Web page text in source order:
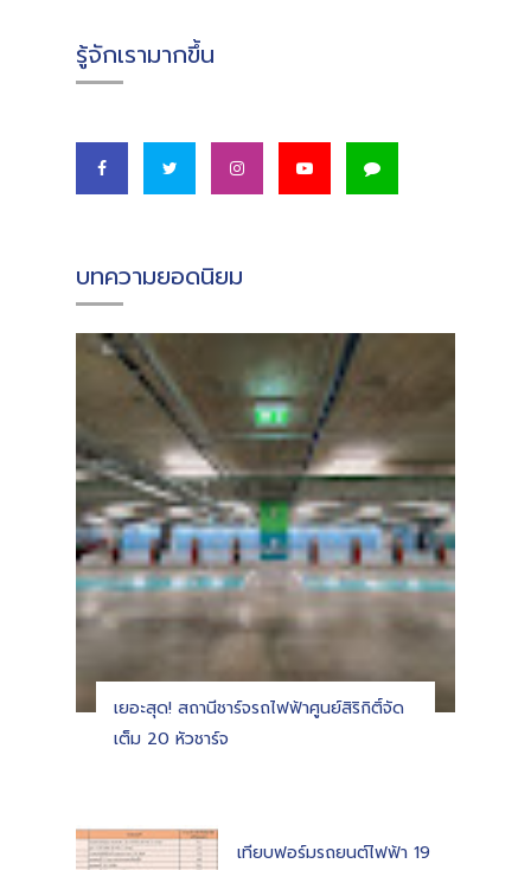
รู้จักเรามากขึ้น
บทความยอดนิยม
เยอะสุด! สถานีชาร์จรถไฟฟ้าศูนย์สิริกิติ์จัด
เต็ม 20 หัวชาร์จ
เทียบฟอร์มรถยนต์ไฟฟ้า 19